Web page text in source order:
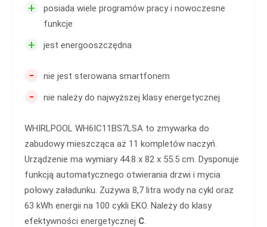
+
posiada wiele programów pracy i nowoczesne
funkcje
+ jest energooszczędna
- nie jest sterowana smartfonem
- nie należy do najwyższej klasy energetycznej
WHIRLPOOL WH6IC11BS7LSA to zmywarka do
zabudowy mieszcząca aż 11 kompletów naczyń.
Urządzenie ma wymiary 44.8 x 82 x 55.5 cm. Dysponuje
funkcją automatycznego otwierania drzwi i mycia
połowy załadunku. Zużywa 8,7 litra wody na cykl oraz
63 kWh energii na 100 cykli EKO. Należy do klasy
efektywności energetycznej C.